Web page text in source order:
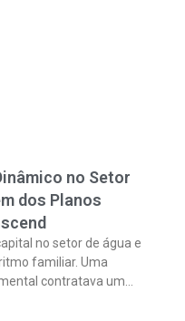
no Setor
dos Planos
no setor de água e
familiar. Uma
contratava um